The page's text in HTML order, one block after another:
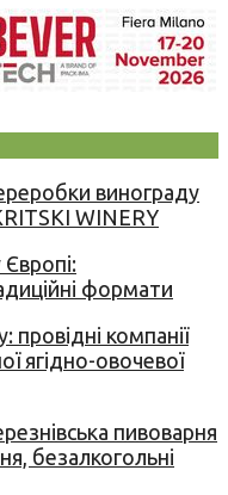
винограду
WINERY
формати
компанії
ягідно-овочевої
пивоварня
безалкогольні